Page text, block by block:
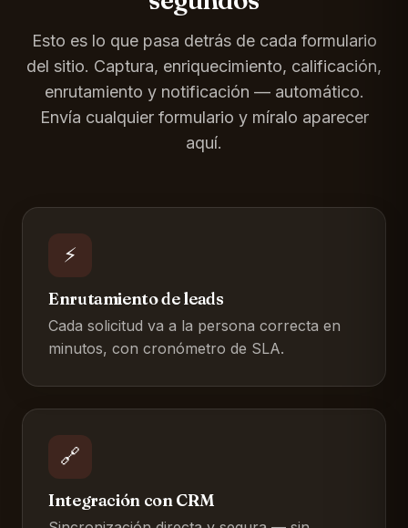
Esto es lo que pasa detrás de cada formulario
del sitio. Captura, enriquecimiento, calificación,
enrutamiento y notificación — automático.
Envía cualquier formulario y míralo aparecer
aquí.
⚡
Enrutamiento de leads
Cada solicitud va a la persona correcta en
minutos, con cronómetro de SLA.
🔗
Integración con CRM